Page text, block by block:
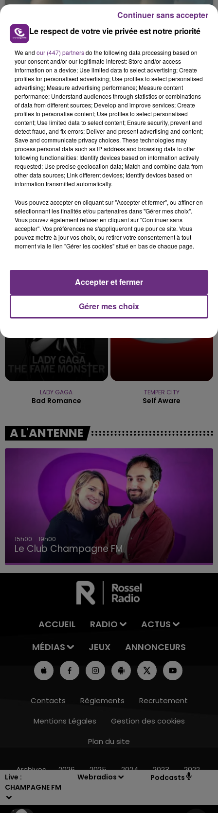
Live :
CHAMPAGNE FM
Webradios Podcasts
7 août 2026
LA CENTRALE NUCLÉAIRE DE CHOOZ
TOUJOURS À L'ARRÊT
Cela fait déjà une semaine que la centrale
nucléaire ardennaise est à l'arrêt. Une situation
justifiée par la sécheresse intense qui est toujours
présente.
7 août 2026
LE MAGASIN JOUÉCLUB DE REIMS FERME
SES PORTES
C'était l'une des institutions du centre-ville
rémois. Le magasin JouéClub est contraint de
LADY GAGA
Bad Romance
TEMPER CITY
Self Aware
A L'ANTENNE
15h00 - 19h00
Le Club Champagne FM
ACCUEIL RADIO
ACTUS
MÉDIAS
JEUX ANNONCEURS
Contacts Règlements
Recrutement
Mentions Légales
Gestion des cookies
Plan du site
Archives 2026 2025 2024 2023 2022
Le respect de votre vie privée est notre priorité
We and our (447) partnersdo the following data processing based on
your consent and/or our legitimate interest: Store and/or access
information on a device; Use limited data to select advertising; Create
profiles for personalised advertising; Use profiles to select personalised
advertising; Measure advertising performance; Measure content
performance; Understand audiences through statistics or combinations
of data from different sources; Develop and improve services; Create
profiles to personalise content; Use profiles to select personalised
content; Use limited data to select content; Ensure security, prevent and
detect fraud, and fix errors; Deliver and present advertising and content;
Save and communicate privacy choices. These technologies may
process personal data such as IP address and browsing data to offer
following functionalities: Identify devices based on information actively
requested; Use precise geolocation data; Match and combine data from
other data sources; Link different devices; Identify devices based on
information transmitted automatically.
Vous pouvez accepter en cliquant sur "Accepter et fermer", ou affiner en
sélectionnant les finalités et/ou partenaires dans "Gérer mes choix".
Vous pouvez également refuser en cliquant sur "Continuer sans
accepter". Vos préférences ne s'appliqueront que pour ce site. Vous
pouvez mettre à jour vos choix, ou retirer votre consentement à tout
moment via le lien "Gérer les cookies" situé en bas de chaque page.
Gérer mes choix
Accepter et fermer
Continuer sans accepter